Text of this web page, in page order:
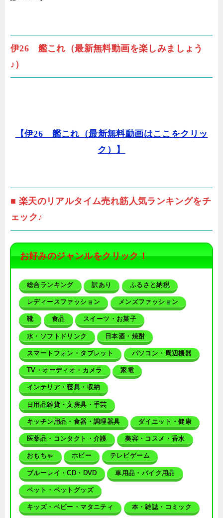
伊26 艦これ（最新無料動画を楽しみましょう
♪）
【伊26 艦これ（最新無料動画はここをクリッ
ク）】
■ 楽天のリアルタイム売れ筋人気ランキングをチ
ェック♪
お好みのジャンルをクリック！
総合ランキング 訳あり ふるさと納税
レディースファッション メンズファッション
靴 食品 スイーツ・お菓子
水・ソフトドリンク 日本酒・焼酎
スマートフォン・タブレット パソコン・周辺機器
TV・オーディオ・カメラ 家電
インテリア・寝具・収納
日用品雑貨・文房具・手芸
キッチン用品・食器・調理器具 ダイエット・健康
医薬品・コンタクト・介護 美容・コスメ・香水
おもちゃ ホビー テレビゲーム
ブルーレイ・CD・DVD 車用品・バイク用品
ペット・ペットグッズ
キッズ・ベビー・マタニティ 本・雑誌・コミック